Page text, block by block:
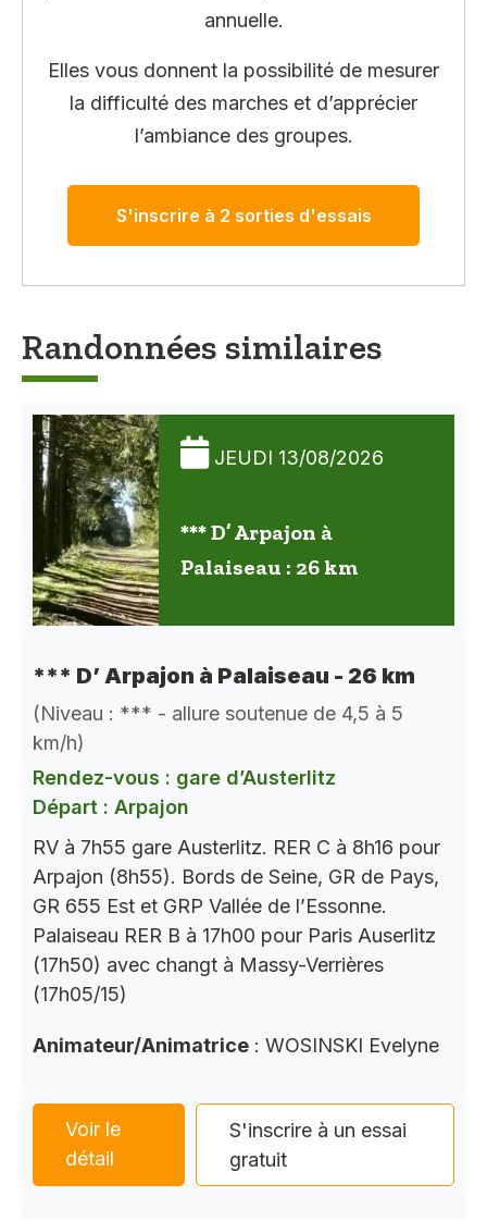
annuelle.
Elles vous donnent la possibilité de mesurer
la difficulté des marches et d’apprécier
l’ambiance des groupes.
S'inscrire à 2 sorties d'essais
Randonnées similaires
JEUDI 13/08/2026
*** D’ Arpajon à
Palaiseau : 26 km
*** D’ Arpajon à Palaiseau - 26 km
(Niveau : *** - allure soutenue de 4,5 à 5
km/h)
Rendez-vous : gare d’Austerlitz
Départ : Arpajon
RV à 7h55 gare Austerlitz. RER C à 8h16 pour
Arpajon (8h55). Bords de Seine, GR de Pays,
GR 655 Est et GRP Vallée de l’Essonne.
Palaiseau RER B à 17h00 pour Paris Auserlitz
(17h50) avec changt à Massy-Verrières
(17h05/15)
Animateur/Animatrice : WOSINSKI Evelyne
Voir le
détail
S'inscrire à un essai
gratuit